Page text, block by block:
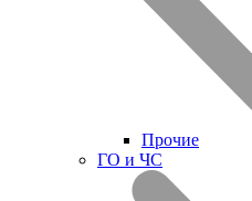
Прочие
ГО и ЧС